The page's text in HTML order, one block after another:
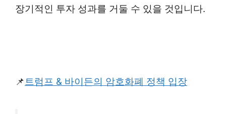
장기적인 투자 성과를 거둘 수 있을 것입니다.
📌트럼프 & 바이든의 암호화폐 정책 입장